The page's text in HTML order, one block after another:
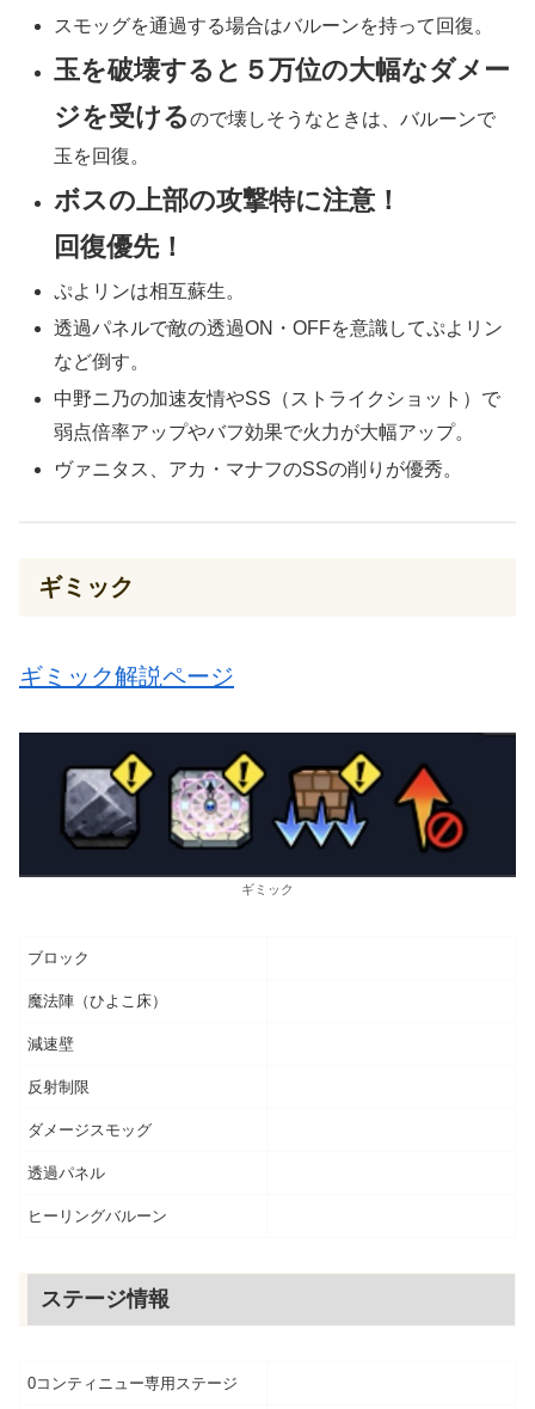
スモッグを通過する場合はバルーンを持って回復。
玉を破壊すると５万位の大幅なダメー
ジを受けるので壊しそうなときは、バルーンで
玉を回復。
ボスの上部の攻撃特に注意！
回復優先！
ぷよリンは相互蘇生。
透過パネルで敵の透過ON・OFFを意識してぷよリン
など倒す。
中野ニ乃の加速友情やSS（ストライクショット）で
弱点倍率アップやバフ効果で火力が大幅アップ。
ヴァニタス、アカ・マナフのSSの削りが優秀。
ギミック
ギミック解説ページ
ギミック
ブロック
魔法陣（ひよこ床）
減速壁
反射制限
ダメージスモッグ
透過パネル
ヒーリングバルーン
ステージ情報
0コンティニュー専用ステージ